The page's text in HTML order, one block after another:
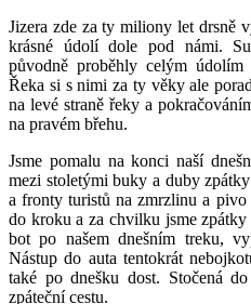
Jizera zde za ty miliony let drsně
krásné údolí dole pod námi.
původně proběhly celým údolím
Řeka si s nimi za ty věky ale
na levé straně řeky a
na pravém břehu.
Jsme pomalu na konci naší
mezi stoletými buky a duby
a fronty turistů na zmrzlinu a
do kroku a za chvilku jsme
bot po našem dnešním treku,
Nástup do auta tentokrát
také po dnešku dost. Stočená
zpáteční cestu.